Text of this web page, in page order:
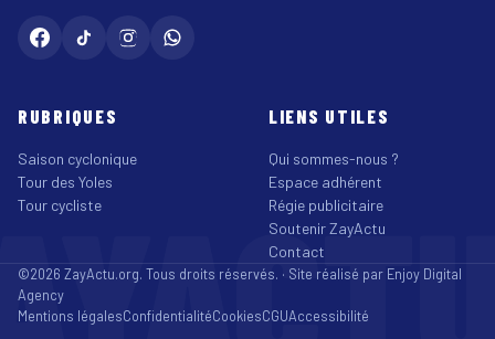
RUBRIQUES
Saison cyclonique
Tour des Yoles
Tour cycliste
LIENS UTILES
Qui sommes-nous ?
Espace adhérent
Régie publicitaire
Soutenir ZayActu
Contact
©2026 ZayActu.org. Tous droits réservés. · Site réalisé par Enjoy Digital
Agency
Mentions légalesConfidentialitéCookiesCGUAccessibilité